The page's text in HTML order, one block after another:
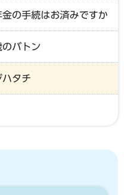
の手続はお済みですか
のバトン
ハタチ